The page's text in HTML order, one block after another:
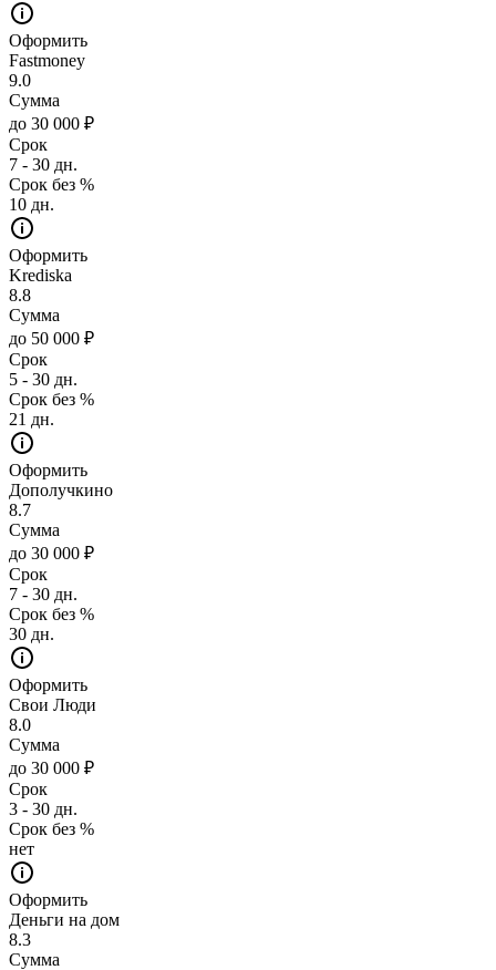
Оформить
Fastmoney
9.0
Сумма
до 30 000 ₽
Срок
7 - 30 дн.
Срок без %
10 дн.
Оформить
Krediska
8.8
Сумма
до 50 000 ₽
Срок
5 - 30 дн.
Срок без %
21 дн.
Оформить
Дополучкино
8.7
Сумма
до 30 000 ₽
Срок
7 - 30 дн.
Срок без %
30 дн.
Оформить
Свои Люди
8.0
Сумма
до 30 000 ₽
Срок
3 - 30 дн.
Срок без %
нет
Оформить
Деньги на дом
8.3
Сумма